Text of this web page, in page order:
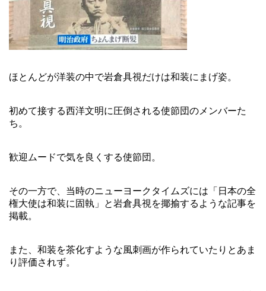
ほとんどが洋装の中で岩倉具視だけは和装にまげ姿。
初めて接する西洋文明に圧倒される使節団のメンバーた
ち。
歓迎ムードで気を良くする使節団。
その一方で、当時のニューヨークタイムズには「日本の全
権大使は和装に固執」と岩倉具視を揶揄するような記事を
掲載。
また、和装を茶化すような風刺画が作られていたりとあま
り評価されず。